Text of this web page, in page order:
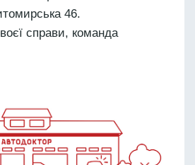
46.
справи, команда